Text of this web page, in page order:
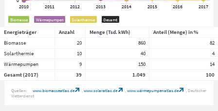
Biomasse Wärmepumpen Solarthermie Gesamt
Energieträger Anzahl Menge (Tsd. kWh)
Anteil (Menge) in %
Biomasse
20 860
82
Solarthermie
10 40
4
Wärmepumpen
9 150
14
Gesamt (2017)
39 1.049 100
Quellen: www.biomasseatlas.de www.solaratlas.de www.wärmepumpenatlas.de
Deutscher
Wetterdienst